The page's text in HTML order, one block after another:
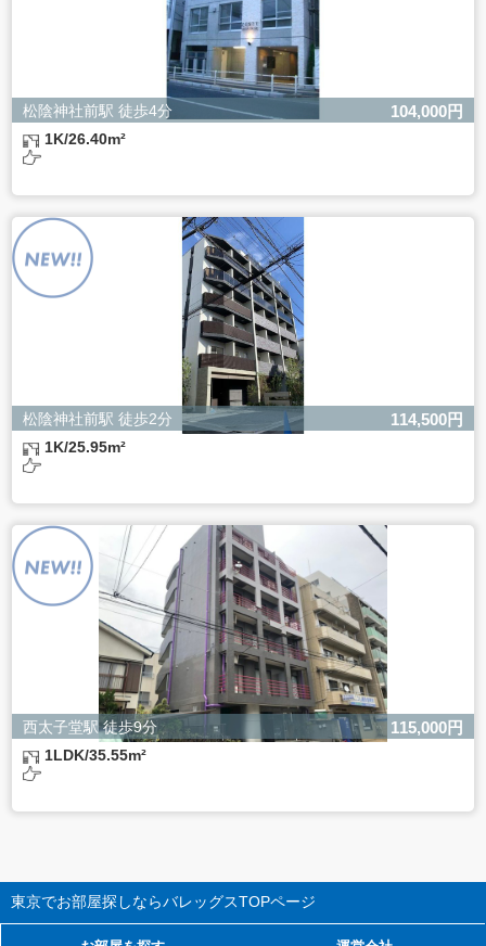
松陰神社前駅 徒歩4分 104,000円
1K/26.40m²
松陰神社前駅 徒歩2分 114,500円
1K/25.95m²
西太子堂駅 徒歩9分 115,000円
1LDK/35.55m²
東京でお部屋探しならバレッグスTOPページ